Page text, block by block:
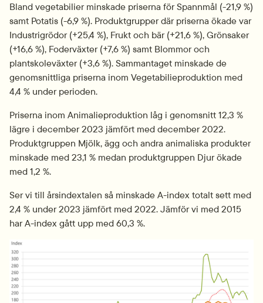
Bland vegetabilier minskade priserna för Spannmål (-21,9 %)
samt Potatis (-6,9 %). Produktgrupper där priserna ökade var
Industrigrödor (+25,4 %), Frukt och bär (+21,6 %), Grönsaker
(+16,6 %), Foderväxter (+7,6 %) samt Blommor och
plantskoleväxter (+3,6 %). Sammantaget minskade de
genomsnittliga priserna inom Vegetabilieproduktion med
4,4 % under perioden.
Priserna inom Animalieproduktion låg i genomsnitt 12,3 %
lägre i december 2023 jämfört med december 2022.
Produktgruppen Mjölk, ägg och andra animaliska produkter
minskade med 23,1 % medan produktgruppen Djur ökade
med 1,2 %.
Ser vi till årsindextalen så minskade A-index totalt sett med
2,4 % under 2023 jämfört med 2022. Jämför vi med 2015
har A-index gått upp med 60,3 %.